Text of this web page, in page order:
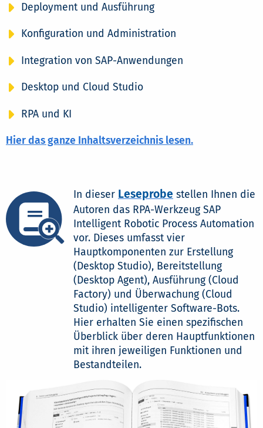
Hier das ganze Inhaltsverzeichnis lesen.
Deployment und Ausführung
Konfiguration und Administration
Integration von SAP-Anwendungen
Desktop und Cloud Studio
RPA und KI
In dieser Leseprobe stellen Ihnen die
Autoren das RPA-Werkzeug SAP
Intelligent Robotic Process Automation
vor. Dieses umfasst vier
Hauptkomponenten zur Erstellung
(Desktop Studio), Bereitstellung
(Desktop Agent), Ausführung (Cloud
Factory) und Überwachung (Cloud
Studio) intelligenter Software-Bots.
Hier erhalten Sie einen spezifischen
Überblick über deren Hauptfunktionen
mit ihren jeweiligen Funktionen und
Bestandteilen.